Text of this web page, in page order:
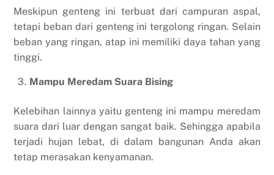
Meskipun genteng ini terbuat dari campuran aspal,
tetapi beban dari genteng ini tergolong ringan. Selain
beban yang ringan, atap ini memiliki daya tahan yang
tinggi.
Mampu Meredam Suara Bising
Kelebihan lainnya yaitu genteng ini mampu meredam
suara dari luar dengan sangat baik. Sehingga apabila
terjadi hujan lebat, di dalam bangunan Anda akan
tetap merasakan kenyamanan.